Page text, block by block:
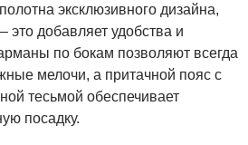
эксклюзивного дизайна,
добавляет удобства и
по бокам позволяют всегда
мелочи, а притачной пояс с
тесьмой обеспечивает
посадку.